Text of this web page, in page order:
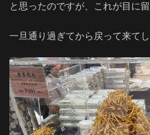
と思ったのですが、これが目に留
一旦通り過ぎてから戻って来てし